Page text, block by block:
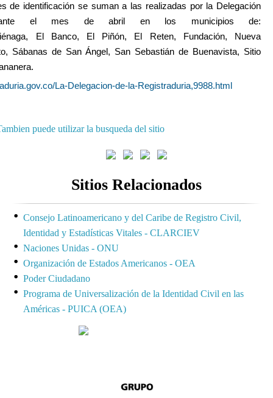
de identificación se suman a las realizadas por la Delegación
el mes de abril en los municipios de:
, El Banco, El Piñón, El Reten, Fundación,
Nueva
, Sábanas de San Ángel , San Sebastián de Buenavista, Sitio
.
La-Delegacion-de-la-Registraduria,9988.html
puede utilizar la busqueda del sitio
Sitios Relacionados
Consejo Latinoamericano y del Caribe de Registro Civil,
Identidad y Estadísticas Vitales - CLARCIEV
Naciones Unidas - ONU
Organización de Estados Americanos - OEA
Poder Ciudadano
Programa de Universalización de la Identidad Civil en las
Américas - PUICA (OEA)